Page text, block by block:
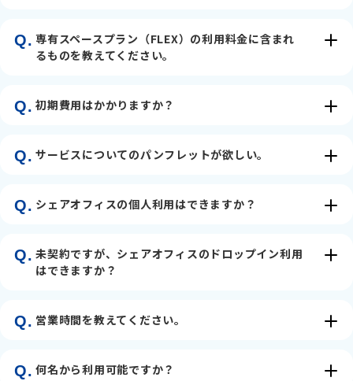
Q. 専有スペースプラン（FLEX）の利用料金に含まれ
るものを教えてください。
Q. 初期費用はかかりますか？
Q. サービスについてのパンフレットが欲しい。
Q. シェアオフィスの個人利用はできますか？
Q. 未契約ですが、シェアオフィスのドロップイン利用
はできますか？
Q. 営業時間を教えてください。
Q. 何名から利用可能ですか？